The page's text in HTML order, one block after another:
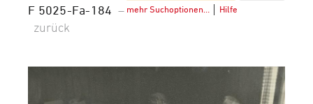
mehr Suchoptionen… Hilfe
F 5025-Fa-184 –
zurück